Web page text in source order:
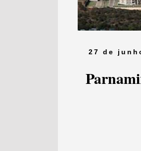
27 de